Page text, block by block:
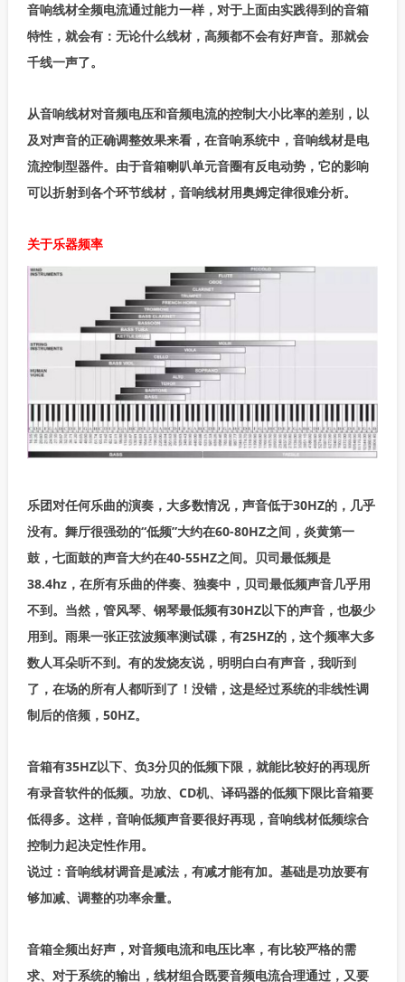
音响线材全频电流通过能力一样，对于上面由实践得到的音箱
特性，就会有：无论什么线材，高频都不会有好声音。那就会
千线一声了。
从音响线材对音频电压和音频电流的控制大小比率的差别，以
及对声音的正确调整效果来看，在音响系统中，音响线材是电
流控制型器件。由于音箱喇叭单元音圈有反电动势，它的影响
可以折射到各个环节线材，音响线材用奥姆定律很难分析。
关于乐器频率
乐团对任何乐曲的演奏，大多数情况，声音低于30HZ的，几乎
没有。舞厅很强劲的“低频”大约在60-80HZ之间，炎黄第一
鼓，七面鼓的声音大约在40-55HZ之间。贝司最低频是
38.4hz，在所有乐曲的伴奏、独奏中，贝司最低频声音几乎用
不到。当然，管风琴、钢琴最低频有30HZ以下的声音，也极少
用到。雨果一张正弦波频率测试碟，有25HZ的，这个频率大多
数人耳朵听不到。有的发烧友说，明明白白有声音，我听到
了，在场的所有人都听到了！没错，这是经过系统的非线性调
制后的倍频，50HZ。
音箱有35HZ以下、负3分贝的低频下限，就能比较好的再现所
有录音软件的低频。功放、CD机、译码器的低频下限比音箱要
低得多。这样，音响低频声音要很好再现，音响线材低频综合
控制力起决定性作用。
说过：音响线材调音是减法，有减才能有加。基础是功放要有
够加减、调整的功率余量。
音箱全频出好声，对音频电流和电压比率，有比较严格的需
求、对于系统的输出，线材组合既要音频电流合理通过，又要